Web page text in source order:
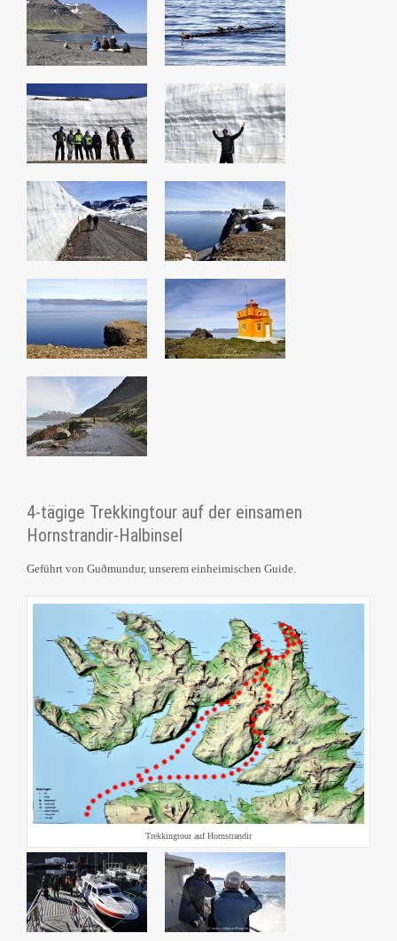
4-tägige Trekkingtour auf der einsamen
Hornstrandir-Halbinsel
Geführt von Guðmundur, unserem einheimischen Guide.
Trekkingtour auf Hornstrandir